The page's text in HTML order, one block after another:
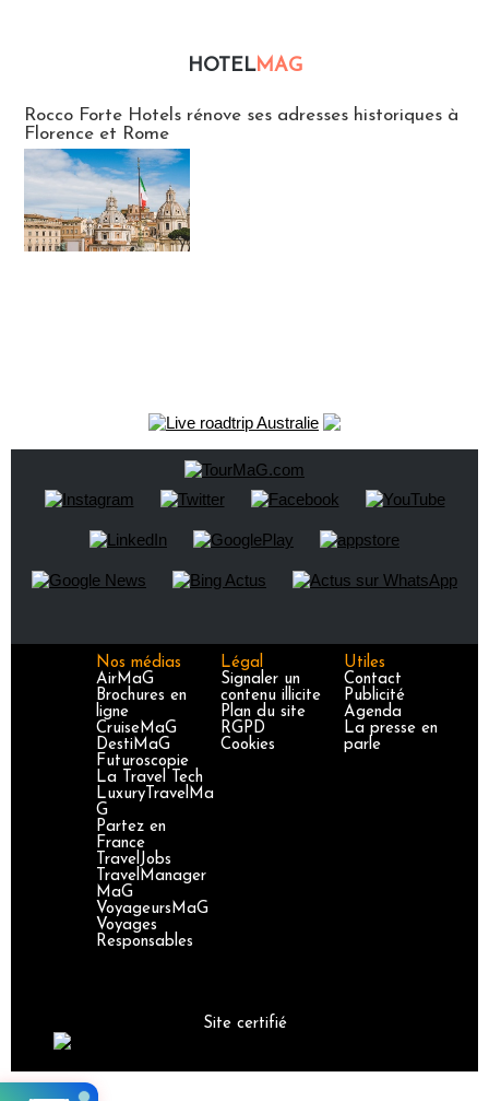
HOTELMAG
Rocco Forte Hotels rénove ses adresses historiques à
Florence et Rome
Nos médias
AirMaG
Brochures en
ligne
CruiseMaG
DestiMaG
Futuroscopie
La Travel Tech
LuxuryTravelMa
G
Partez en
France
TravelJobs
TravelManager
MaG
VoyageursMaG
Voyages
Responsables
Légal
Signaler un
contenu illicite
Plan du site
RGPD
Cookies
Utiles
Contact
Publicité
Agenda
La presse en
parle
Site certifié